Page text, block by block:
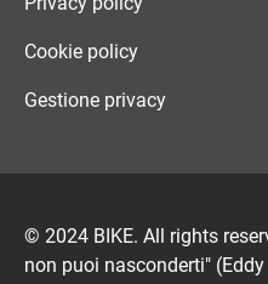
Cookie policy
Gestione privacy
© 2024 BIKE. All rights
non puoi nasconderti"